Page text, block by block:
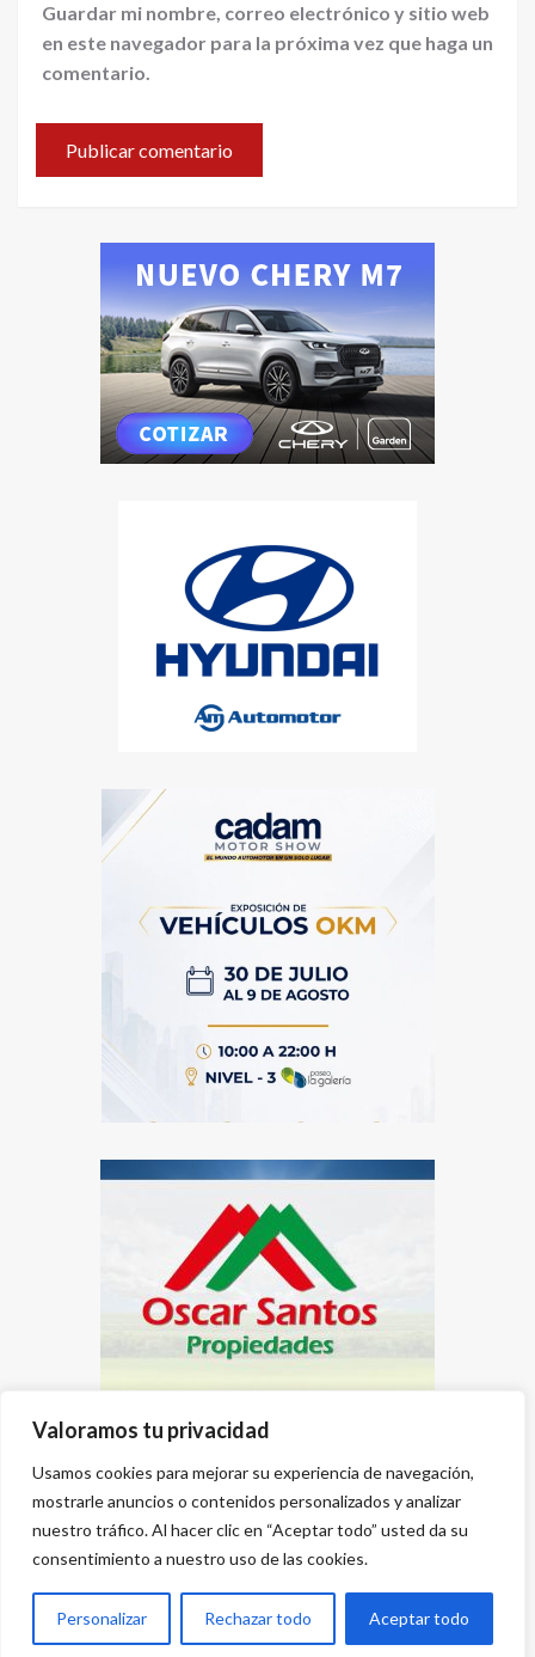
Valoramos tu privacidad
Usamos cookies para mejorar su experiencia de navegación,
mostrarle anuncios o contenidos personalizados y analizar
nuestro tráfico. Al hacer clic en “Aceptar todo” usted da su
consentimiento a nuestro uso de las cookies.
Personalizar Rechazar todo Aceptar todo
Guardar mi nombre, correo electrónico y sitio web
en este navegador para la próxima vez que haga un
comentario.